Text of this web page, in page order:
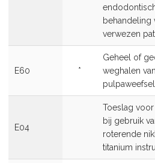
behandeling
verwezen
E60 *
Geheel of
weghalen van
pulpaweefsel
E04
Toeslag
bij gebruik
roterende
titanium